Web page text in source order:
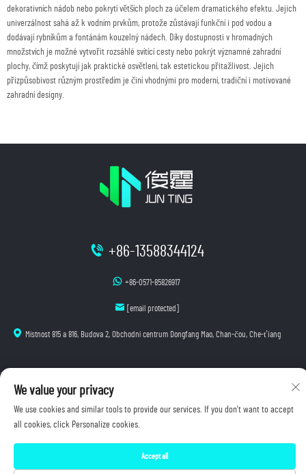
dekorativních nádob nebo pokrytí větších ploch za účelem dramatického efektu. Jejich
univerzálnost sahá až k vodním prvkům, protože zůstávají funkční i pod vodou a
dodávají rybníkům a fontánám kouzelný nádech. Díky dostupnosti v hromadných
množstvích je možné vytvořit rozsáhlé svítící cesty nebo pokrýt významné zahradní
plochy, čímž poskytují jak praktické osvětlení, tak estetickou přitažlivost. Jejich
přizpůsobivost různým prostředím je činí vhodnými pro moderní, tradiční i motivované
zahradní designy.
+86-13588344124
+86-0571-85826917
[email protected]
Místnost 815 a 816, Budova 2, Obchodní centrum Dongfang Mao, Chan-čou, Che-ťiang
Autorská práva © 2025 Hangzhou Junting Luminescence Technology Co., Ltd. Všechna práva
Zásady ochrany osobních údajů
We value your privacy
We use cookies and similar tools to provide our services. If you don't want to accept
all cookies, click Personalize cookies.
Accept all